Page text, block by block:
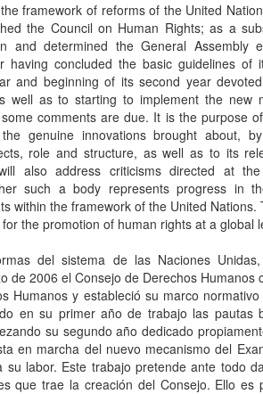
framework of reforms of the United
the Council on Human Rights; as a
and determined the General Assembly
having concluded the basic guidelines of
and beginning of its second year
well as to starting to implement the new
comments are due. It is the purpose
genuine innovations brought about,
role and structure, as well as to its
also address criticisms directed at
such a body represents progress in
within the framework of the United Nations.
the promotion of human rights at a global
del sistema de las Naciones
de 2006 el Consejo de Derechos Humanos
Humanos y estableció su marco
en su primer año de trabajo las pautas
su segundo año dedicado
en marcha del nuevo mecanismo del
su labor. Este trabajo pretende ante todo
que trae la creación del Consejo. Ello es